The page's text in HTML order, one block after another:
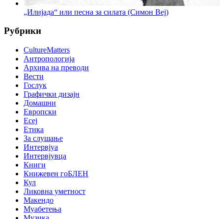
„Илијада“ или песна за силата (Симон Веј)
Рубрики
CultureMatters
Антропологија
Архива на преводи
Вести
Гослук
Графички дизајн
Домашни
Европски
Есеј
Етика
За слушање
Интервјуа
Интервјувца
Книги
Книжевен гоБЛЕН
Кул
Ликовна уметност
Макендо
Муабетења